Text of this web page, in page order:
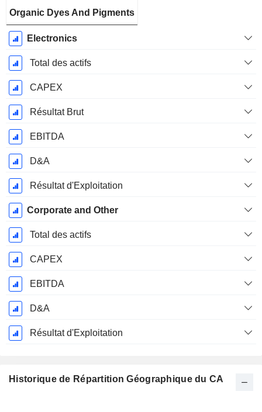
Organic Dyes And Pigments
Electronics
Total des actifs
CAPEX
Résultat Brut
EBITDA
D&A
Résultat d'Exploitation
Corporate and Other
Total des actifs
CAPEX
EBITDA
D&A
Résultat d'Exploitation
Historique de Répartition Géographique du CA